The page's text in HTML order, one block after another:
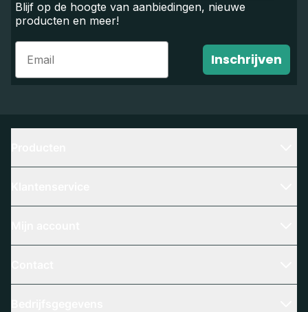
Blijf op de hoogte van aanbiedingen, nieuwe
producten en meer!
Email
Inschrijven